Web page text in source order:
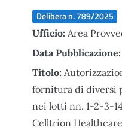
Delibera n. 789/2025
Ufficio: Area
Data Pubblicazione:
Titolo:
fornitura di diversi
nei lotti nn. 1-2-3-
Celltrion